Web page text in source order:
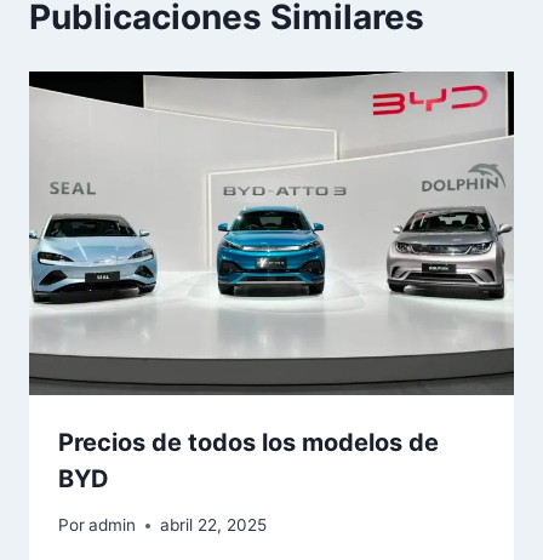
Publicaciones Similares
Precios de todos los modelos de
BYD
Poradmin abril 22, 2025